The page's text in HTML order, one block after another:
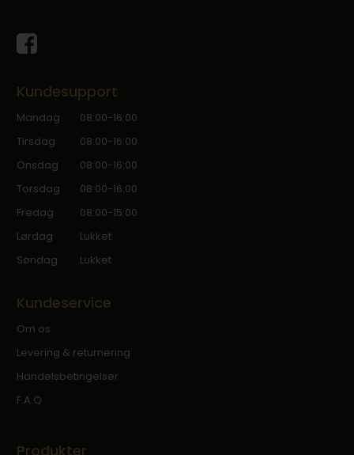
Kundesupport
Mandag
08:00-16:00
Tirsdag
08:00-16:00
Onsdag
08:00-16:00
Torsdag
08:00-16:00
Fredag
08:00-15:00
Lørdag
Lukket
Søndag
Lukket
Kundeservice
Om os
Levering & returnering
Handelsbetingelser
F.A.Q
Produkter